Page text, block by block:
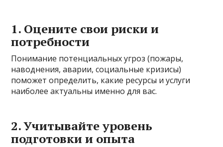
1. Оцените свои риски и
потребности
Понимание потенциальных угроз (пожары,
наводнения, аварии, социальные кризисы)
поможет определить, какие ресурсы и услуги
наиболее актуальны именно для вас.
2. Учитывайте уровень
подготовки и опыта